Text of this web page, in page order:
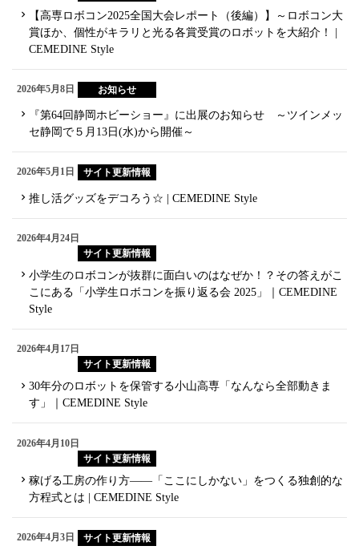
【高専ロボコン2025全国大会レポート（後編）】～ロボコン大
賞ほか、個性がキラリと光る各賞受賞のロボットを大紹介！ |
CEMEDINE Style
2026年5月8日 お知らせ
『第64回静岡ホビーショー』に出展のお知らせ ～ツインメッ
セ静岡で５月13日(水)から開催～
2026年5月1日 サイト更新情報
推し活グッズをデコろう☆ | CEMEDINE Style
2026年4月24日
サイト更新情報
小学生のロボコンが抜群に面白いのはなぜか！？その答えがこ
こにある「小学生ロボコンを振り返る会 2025」｜CEMEDINE
Style
2026年4月17日
サイト更新情報
30年分のロボットを保管する小山高専「なんなら全部動きま
す」｜CEMEDINE Style
2026年4月10日
サイト更新情報
稼げる工房の作り方——「ここにしかない」をつくる独創的な
方程式とは | CEMEDINE Style
2026年4月3日 サイト更新情報